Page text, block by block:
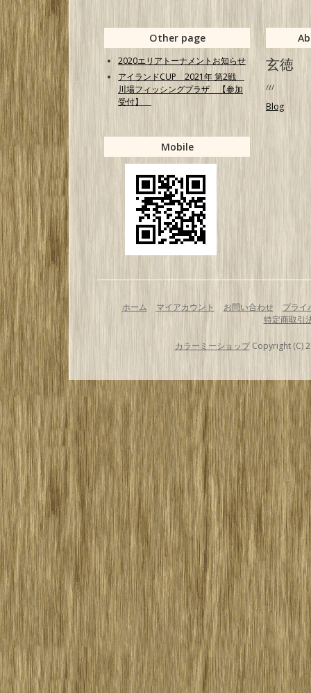
Other page
2020エリアトーナメントお知らせ
アイランドCUP 2021年 第2戦
川場フィッシングプラザ 【参加
受付】
玄徳
///
Blog
Mobile
ホーム マイアカウント お問い合わせ
プライ
特定商取引
カラーミーショップCopyright (C)